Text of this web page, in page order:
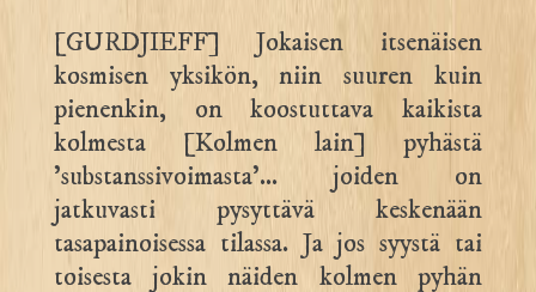
[GURDJIEFF] Jokaisen itsenäisen
kosmisen yksikön, niin suuren kuin
pienenkin, on koostuttava kaikista
kolmesta [Kolmen lain] pyhästä
’substanssivoimasta’… joiden on
jatkuvasti pysyttävä keskenään
tasapainoisessa tilassa. Ja jos syystä tai
toisesta jokin näiden kolmen pyhän